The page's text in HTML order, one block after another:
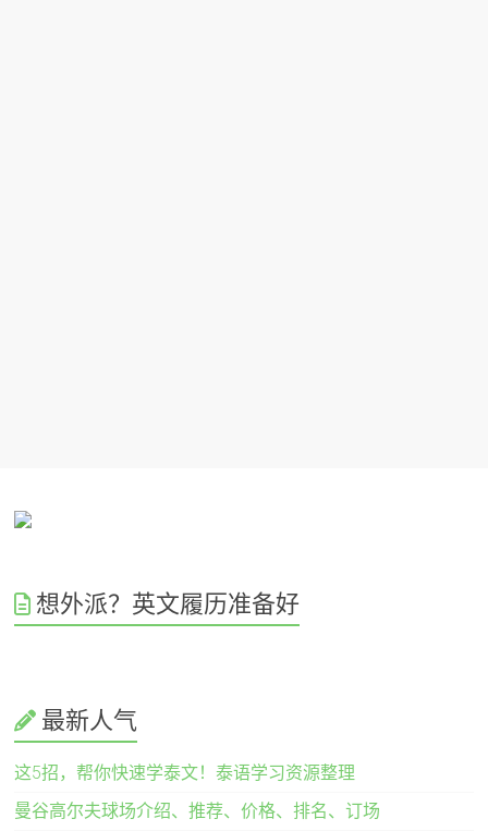
想外派？英文履历准备好
最新人气
这5招，帮你快速学泰文！泰语学习资源整理
曼谷高尔夫球场介绍、推荐、价格、排名、订场